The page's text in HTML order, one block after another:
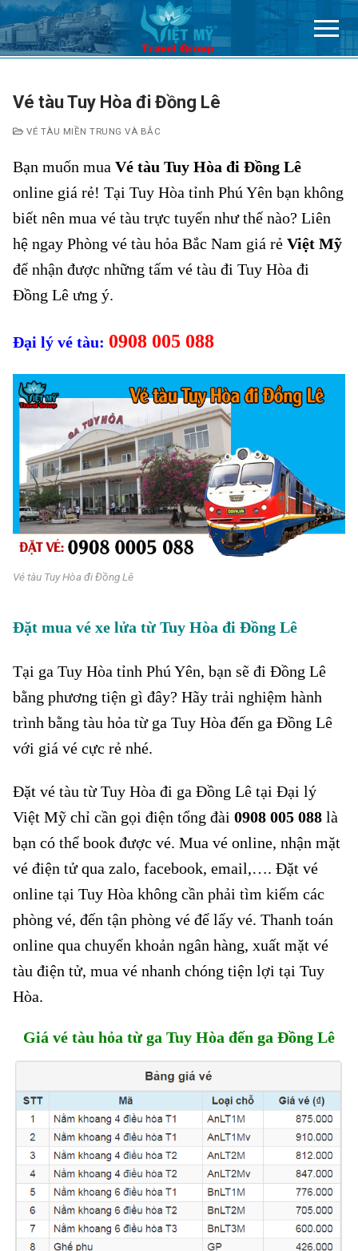
Chuyển
đến
nội
Vé tàu Tuy Hòa đi Đồng Lê
VÉ TÀU MIỀN TRUNG VÀ BẮC
Bạn muốn mua Vé tàu Tuy Hòa đi Đồng Lê
online giá rẻ! Tại Tuy Hòa tỉnh Phú Yên bạn không
biết nên mua vé tàu trực tuyến như thế nào? Liên
hệ ngay Phòng vé tàu hỏa Bắc Nam giá rẻ Việt Mỹ
để nhận được những tấm vé tàu đi Tuy Hòa đi
Đồng Lê ưng ý.
Đại lý vé tàu: 0908 005 088
Vé tàu Tuy Hòa đi Đồng Lê
Đặt mua vé xe lửa từ Tuy Hòa đi Đồng Lê
Tại ga Tuy Hòa tỉnh Phú Yên, bạn sẽ đi Đồng Lê
bằng phương tiện gì đây? Hãy trải nghiệm hành
trình bằng tàu hỏa từ ga Tuy Hòa đến ga Đồng Lê
với giá vé cực rẻ nhé.
Đặt vé tàu từ Tuy Hòa đi ga Đồng Lê tại Đại lý
Việt Mỹ chỉ cần gọi điện tổng đài 0908 005 088 là
bạn có thể book được vé. Mua vé online, nhận mặt
vé điện tử qua zalo, facebook, email,…. Đặt vé
online tại Tuy Hòa không cần phải tìm kiếm các
phòng vé, đến tận phòng vé để lấy vé. Thanh toán
online qua chuyển khoản ngân hàng, xuất mặt vé
tàu điện tử, mua vé nhanh chóng tiện lợi tại Tuy
Hòa.
Giá vé tàu hỏa từ ga Tuy Hòa đến ga Đồng Lê